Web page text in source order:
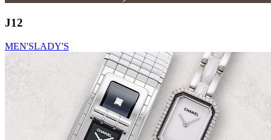
J12
MEN'SLADY'S